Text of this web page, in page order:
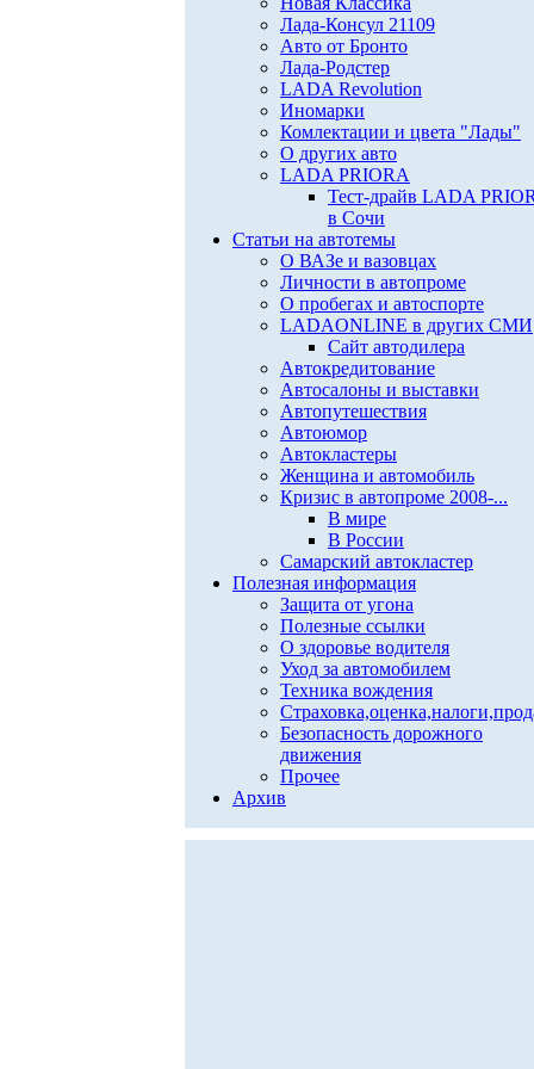
Лада-Консул 21109
Авто от Бронто
Лада-Родстер
LADA Revolution
Иномарки
Комлектации и цвета "Лады"
О других авто
LADA PRIORA
Тест-драйв LADA
в Сочи
Статьи на автотемы
О ВАЗе и вазовцах
Личности в автопроме
О пробегах и автоспорте
LADAONLINE в других СМИ
Сайт автодилера
Автокредитование
Автосалоны и выставки
Автопутешествия
Автоюмор
Автокластеры
Женщина и автомобиль
Кризис в автопроме 2008-...
В мире
В России
Самарский автокластер
Полезная информация
Защита от угона
Полезные ссылки
О здоровье водителя
Уход за автомобилем
Техника вождения
Безопасность дорожного
движения
Прочее
Архив